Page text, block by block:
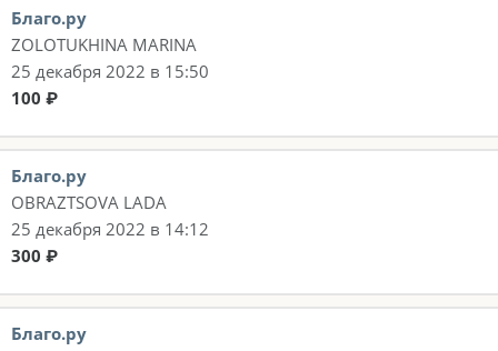
Благо.ру
ZOLOTUKHINA MARINA
25 декабря 2022 в 15:50
100 ₽
Благо.ру
OBRAZTSOVA LADA
25 декабря 2022 в 14:12
300 ₽
Благо.ру